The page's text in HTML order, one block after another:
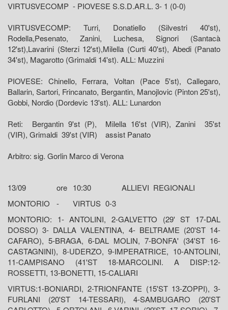
VIRTUSVECOMP - PIOVESE S.S.D.AR.L. 3- 1 (0-0)
VIRTUSVECOMP: Turri, Donatiello (Silvestri 40'st),
Rodella,Pesenato, Zanini, Luchesa, Signori (Santacà
12'st),Lavarini (Sterzi 12'st),Milella (Curti 40'st), Abedi (Panato
34'st), Magarotto (Grimaldi 14'st). ALL: Muzzini
PIOVESE: Chinello, Ferrara, Voltan (Pace 5'st), Callegaro,
Ballarin, Sartori, Frincanato, Bergantin, Manojlovic (Pinton 25'st),
Gobbi, Nordio (Dordevic 13'st). ALL: Lunardon
Reti: Bergantin 9'st (P), Milella 16'st (VIR), Zanini 35'st
(VIR), Grimaldi 39'st (VIR) assist Panato
Arbitro: sig. Gorlin Marco di Verona
13/09 ore 10:30
ALLIEVI REGIONALI
MONTORIO
- VIRTUS 0-3
MONTORIO: 1- ANTOLINI, 2-GALVETTO (29' ST 17-DAL
DOSSO) 3- DALLA VALENTINA, 4- BELTRAME (20'ST 14-
CAFARO), 5-BRAGA, 6-DAL MOLIN, 7-BONFA' (34'ST 16-
CASTAGNINI), 8-UDERZO, 9-IMPERATRICE, 10-ANTOLINI,
11-CAMPISANO (41'ST 18-MARCOLINI. A DISP:12-
ROSSETTI, 13-BONETTI, 15-CALIARI
VIRTUS:1-BONIARDI, 2-TRIONFANTE (15'ST 13-ZOPPI), 3-
FURLANI (20'ST 14-TESSARI), 4-SAMBUGARO (20'ST